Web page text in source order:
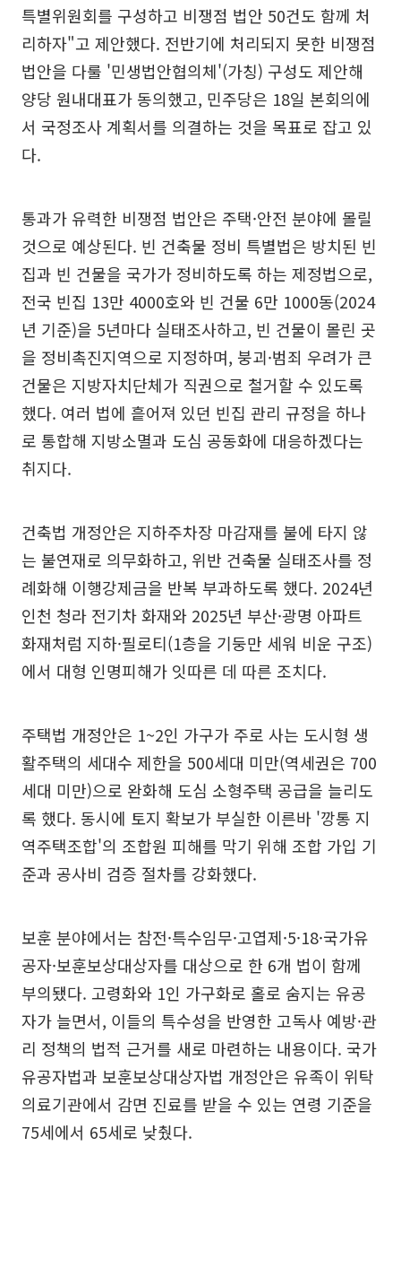
특별위원회를 구성하고 비쟁점 법안 50건도 함께 처
리하자"고 제안했다. 전반기에 처리되지 못한 비쟁점
법안을 다룰 '민생법안협의체'(가칭) 구성도 제안해
양당 원내대표가 동의했고, 민주당은 18일 본회의에
서 국정조사 계획서를 의결하는 것을 목표로 잡고 있
다.
통과가 유력한 비쟁점 법안은 주택·안전 분야에 몰릴
것으로 예상된다. 빈 건축물 정비 특별법은 방치된 빈
집과 빈 건물을 국가가 정비하도록 하는 제정법으로,
전국 빈집 13만 4000호와 빈 건물 6만 1000동(2024
년 기준)을 5년마다 실태조사하고, 빈 건물이 몰린 곳
을 정비촉진지역으로 지정하며, 붕괴·범죄 우려가 큰
건물은 지방자치단체가 직권으로 철거할 수 있도록
했다. 여러 법에 흩어져 있던 빈집 관리 규정을 하나
로 통합해 지방소멸과 도심 공동화에 대응하겠다는
취지다.
건축법 개정안은 지하주차장 마감재를 불에 타지 않
는 불연재로 의무화하고, 위반 건축물 실태조사를 정
례화해 이행강제금을 반복 부과하도록 했다. 2024년
인천 청라 전기차 화재와 2025년 부산·광명 아파트
화재처럼 지하·필로티(1층을 기둥만 세워 비운 구조)
에서 대형 인명피해가 잇따른 데 따른 조치다.
주택법 개정안은 1~2인 가구가 주로 사는 도시형 생
활주택의 세대수 제한을 500세대 미만(역세권은 700
세대 미만)으로 완화해 도심 소형주택 공급을 늘리도
록 했다. 동시에 토지 확보가 부실한 이른바 '깡통 지
역주택조합'의 조합원 피해를 막기 위해 조합 가입 기
준과 공사비 검증 절차를 강화했다.
보훈 분야에서는 참전·특수임무·고엽제·5·18·국가유
공자·보훈보상대상자를 대상으로 한 6개 법이 함께
부의됐다. 고령화와 1인 가구화로 홀로 숨지는 유공
자가 늘면서, 이들의 특수성을 반영한 고독사 예방·관
리 정책의 법적 근거를 새로 마련하는 내용이다. 국가
유공자법과 보훈보상대상자법 개정안은 유족이 위탁
의료기관에서 감면 진료를 받을 수 있는 연령 기준을
75세에서 65세로 낮췄다.